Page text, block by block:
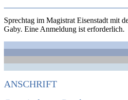
Sprechtag im Magistrat Eisenstadt mit
Gaby. Eine Anmeldung ist erforderlich.
ANSCHRIFT